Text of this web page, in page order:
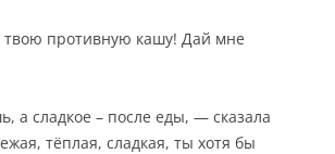
твою противную кашу! Дай мне
а сладкое – после еды, — сказала
тёплая, сладкая, ты хотя бы